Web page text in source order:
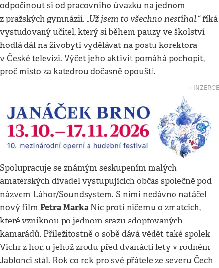
odpočinout si od pracovního úvazku na jednom
z pražských gymnázií. „Už jsem to všechno nestíhal,“říká
vystudovaný učitel, který si během pauzy ve školství
hodlá dál na živobytí vydělávat na postu korektora
v České televizi. Výčet jeho aktivit pomáhá pochopit,
proč místo za katedrou dočasně opouští.
↓ INZERCE
Spolupracuje se známým seskupením malých
amatérských divadel vystupujících občas společně pod
názvem Láhor/Soundsystem. S nimi nedávno natáčel
nový film Petra MarkaNic proti ničemu o zmatcích,
které vzniknou po jednom srazu adoptovaných
kamarádů. Příležitostně o sobě dává vědět také spolek
Vichr z hor, u jehož zrodu před dvanácti lety v rodném
Jablonci stál. Rok co rok pro své přátele ze severu Čech